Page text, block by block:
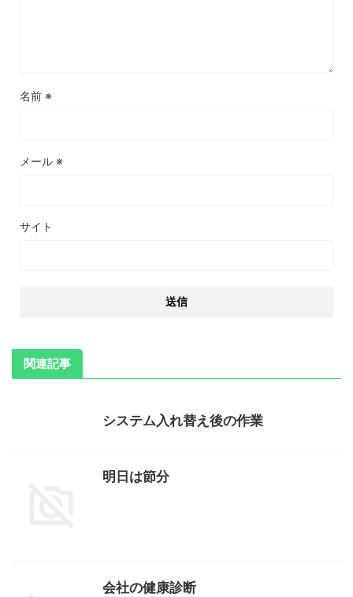
名前 ※
メール ※
サイト
関連記事
システム入れ替え後の作業
明日は節分
会社の健康診断